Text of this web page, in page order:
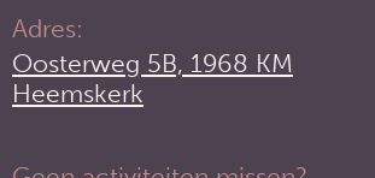
Adres:
Oosterweg 5B, 1968 KM
Heemskerk